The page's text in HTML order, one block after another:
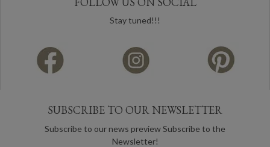
Stay tuned!!!
SUBSCRIBE TO OUR NEWSLETTER
Subscribe to our news preview Subscribe to the
Newsletter!